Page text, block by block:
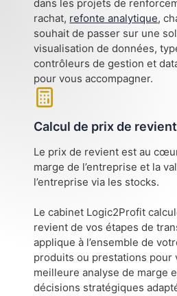
dans les projets de
rachat, refonte analytique,
souhait de passer sur une
visualisation de données,
contrôleurs de gestion et
pour vous accompagner.
Calcul de prix de
Le prix de revient est au
marge de l’entreprise et la
l’entreprise via les stocks.
Le cabinet Logic2Profit
revient de vos étapes de
applique à l’ensemble de
produits ou prestations pour
meilleure analyse de marge
décisions stratégiques